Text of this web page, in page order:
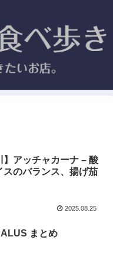
】アッチャカーナ – 酸
スのバランス、揚げ茄
2025.08.25
まとめ